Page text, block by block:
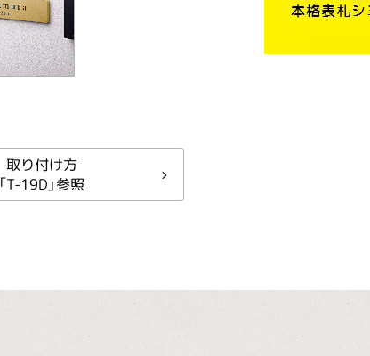
取り付け方
「T-19D」参照